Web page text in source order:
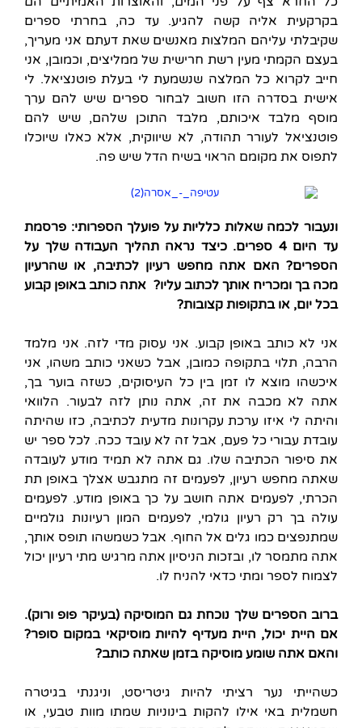
בקרקעית אליה קשה להגיע. עד כה, בחרתי ספרים
שקיבלתי עליהם המלצות מאנשים שאת דעתם אני מעריך,
בעצם הקמתי מעין רשת חרישית של ממליצים, וכמובן, אני
חייב לקרוא כל המלצה שנשמעת לי בעלת פוטנציאל. לי
אישית בסדרה הזו חשוב לבחור ספרים שיש להם ערך
מוסף מלבד איכותם, מלבד התוכן שלהם, שיש להם
פוטנציאל לעורר תהודה, לא שיווקית, אלא כאלו שיוכלו
לתפוס את מקומם הראוי בשיח הדל שיש פה.
ונעבור לכמה שאלות כלליות על פועלך הספרותי: פרסמת
עד היום 4 ספרים. כיצד נראה תהליך העבודה שלך על
הספרים? האם אתה מחפש רעיון לכתיבה, או שהרעיון
מכה בך ומכריח אותך לכתוב עליו? אתה כותב באופן קבוע
בכל יום, או בתקופות קצובות?
אני לא כותב באופן קבוע. אני עסוק מדי לזה. אני מלמד
הרבה, תלוי בתקופה כמובן, אבל כשאני כותב משהו, אני
איכשהו מוצא לו זמן בין כל העיסוקים, כשזה בוער בך,
אתה לא מכבה את זה, אתה נותן לזה לבעור. הלוואי
והיתה לי איזו ערכת עקרונות מדעית לכתיבה, כזו שהיתה
עובדת עבורי כל פעם, אבל זה לא עובד ככה. לכל ספר יש
את סיפור הכתיבה שלו. גם אתה לא תמיד מודע לעובדה
שאתה מחפש רעיון, לפעמים זה מתגבש אצלך באופן תת
הכרתי, לפעמים אתה חושב על כך באופן מודע. לפעמים
עולה בך רק רעיון גולמי, לפעמים המון רעיונות גולמיים
שמתנפצים כמו גלים אל החוף. אבל כשמשהו תופס אותך,
אתה מתמסר לו, ובזכות הניסיון אתה מרגיש מתי רעיון יכול
לצמוח לספר ומתי כדאי להניח לו.
ברוב הספרים שלך נוכחת גם המוסיקה (בעיקר פופ ורוק).
אם היית יכול, היית מעדיף להיות מוסיקאי במקום סופר?
והאם אתה שומע מוסיקה בזמן שאתה כותב?
כשהייתי נער רציתי להיות גיטריסט, וניגנתי בגיטרה
חשמלית באי אילו להקות בינוניות שמתו מוות טבעי, או